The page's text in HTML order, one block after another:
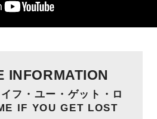
INFORMATION
フ・ユー・ゲット・ロ
IF YOU GET LOST